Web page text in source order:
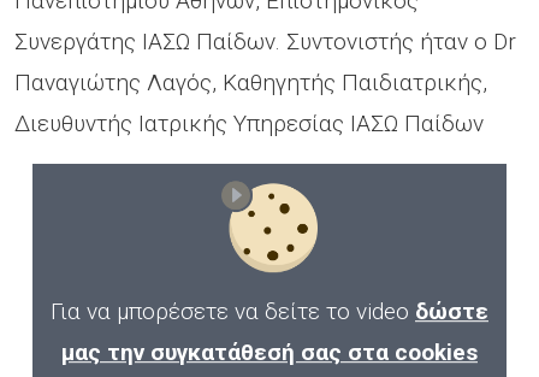
Συνεργάτης ΙΑΣΩ Παίδων. Συντονιστής ήταν ο Dr
Παναγιώτης Λαγός, Καθηγητής Παιδιατρικής,
Διευθυντής Ιατρικής Υπηρεσίας ΙΑΣΩ Παίδων
Για να μπορέσετε να δείτε το video δώστε
μας την συγκατάθεσή σας στα cookies